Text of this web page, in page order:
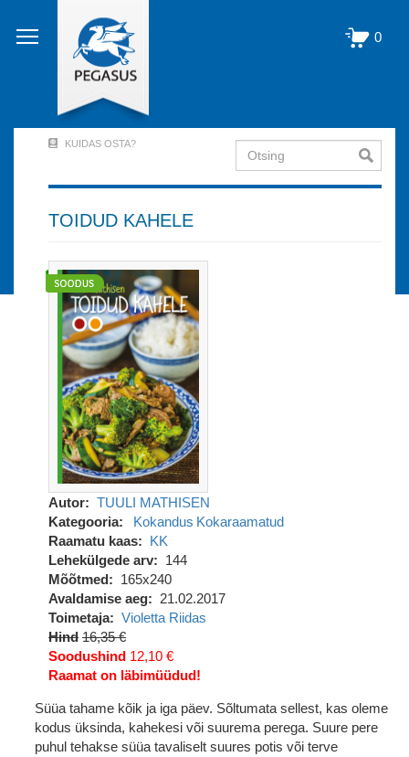
edasi
põhisisu
0
Account
Menu
out)
KUIDAS OSTA? Otsing
TOIDUD KAHELE
Autor
TUULI MATHISEN
Kategooria
Kokandus Kokaraamatud
Raamatu kaas
KK
Lehekülgede arv
144
Mõõtmed
165x240
Avaldamise aeg
21.02.2017
Toimetaja
Violetta Riidas
Hind 16,35 €
Soodushind 12,10 €
Raamat on läbimüüdud!
Süüa tahame kõik ja iga päev. Sõltumata sellest, kas oleme
kodus üksinda, kahekesi või suurema perega. Suure pere
puhul tehakse süüa tavaliselt suures potis või terve